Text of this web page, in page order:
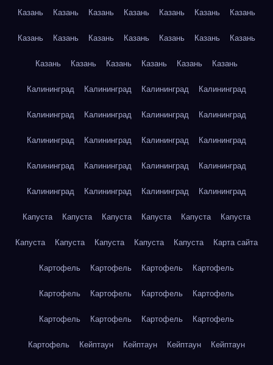
Казань Казань Казань Казань Казань Казань Казань
Казань Казань Казань Казань Казань Казань Казань
Казань Казань Казань Казань Казань Казань
Калининград Калининград Калининград Калининград
Калининград Калининград Калининград Калининград
Калининград Калининград Калининград Калининград
Калининград Калининград Калининград Калининград
Калининград Калининград Калининград Калининград
Капуста Капуста Капуста Капуста Капуста Капуста
Капуста Капуста Капуста Капуста Капуста Карта сайта
Картофель Картофель Картофель Картофель
Картофель Картофель Картофель Картофель
Картофель Картофель Картофель Картофель
Картофель Кейптаун Кейптаун Кейптаун Кейптаун